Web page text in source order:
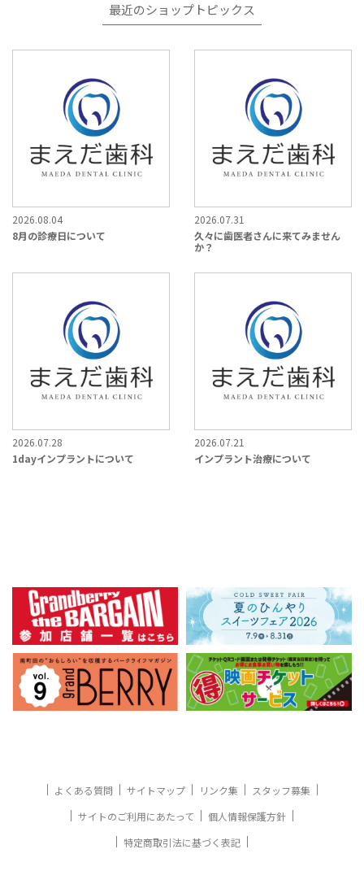
最近のショップトピックス
2026.08.04
8月の診療日について
2026.07.31
久々に歯医者さんに来てみません
か？
2026.07.28
1dayインプラントについて
2026.07.21
インプラント治療について
よくある質問 サイトマップ リンク集
スタッフ募集
サイトのご利用にあたって
個人情報保護方針
特定商取引法に基づく表記